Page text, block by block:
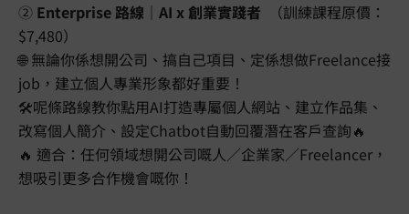
② Enterprise路線｜ AI x創業實踐者
（訓練課程原價：
$7,480）
🌐 無論你係想開公司、搞自己項目、定係想做Freelance接
job，建立個人專業形象都好重要！
🛠️呢條路線教你點用AI打造專屬個人網站、建立作品集、
改寫個人簡介、設定Chatbot自動回覆潛在客戶查詢🔥
🔥 適合：任何領域想開公司嘅人／企業家／Freelancer，
想吸引更多合作機會嘅你！